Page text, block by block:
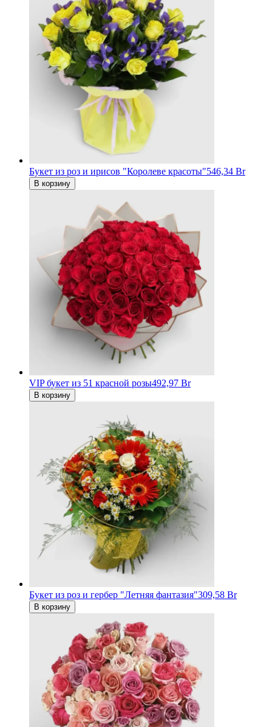
Букет из роз и ирисов "Королеве красоты"546,34 Br
В корзину
VIP букет из 51 красной розы492,97 Br
В корзину
Букет из роз и гербер "Летняя фантазия"309,58 Br
В корзину